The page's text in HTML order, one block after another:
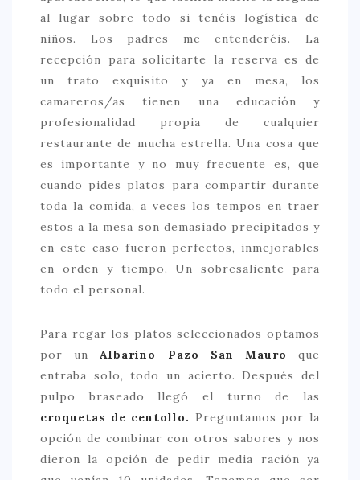
al lugar sobre todo si tenéis logística de
niños. Los padres me entenderéis. La
recepción para solicitarte la reserva es de
un trato exquisito y ya en mesa, los
camareros/as tienen una educación y
profesionalidad propia de cualquier
restaurante de mucha estrella. Una cosa que
es importante y no muy frecuente es, que
cuando pides platos para compartir durante
toda la comida, a veces los tempos en traer
estos a la mesa son demasiado precipitados y
en este caso fueron perfectos, inmejorables
en orden y tiempo. Un sobresaliente para
todo el personal.
Para regar los platos seleccionados optamos
por unAlbariño Pazo San Mauro
que
entraba solo, todo un acierto. Después del
pulpo braseado llegó el turno de las
croquetas de centollo. Preguntamos por la
opción de combinar con otros sabores y nos
dieron la opción de pedir media ración ya